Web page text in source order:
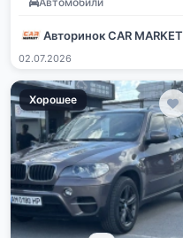
Авторинок CAR MARKET
02.07.2026
Хорошее